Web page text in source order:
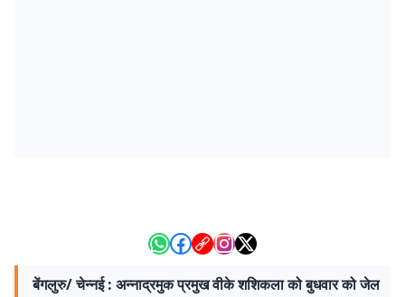
बेंगलुरु/ चेन्नई : अन्नाद्रमुक प्रमुख वीके शशिकला को बुधवार को जेल